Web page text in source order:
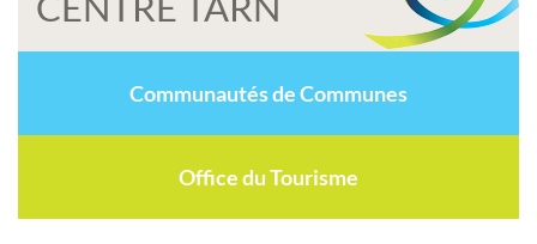
Communautés de Communes
Office du Tourisme